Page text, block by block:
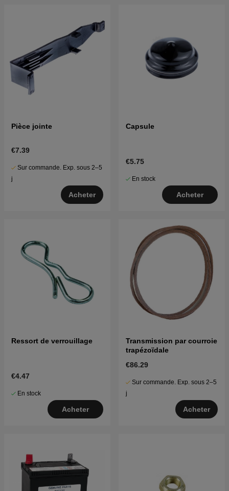
Pièce jointe
€7.39
Sur commande. Exp. sous 2–5
j
Acheter
Capsule
€5.75
En stock
Acheter
Ressort de verrouillage
€4.47
En stock
Acheter
Transmission par courroie
trapézoïdale
€86.29
Sur commande. Exp. sous 2–5
j
Acheter